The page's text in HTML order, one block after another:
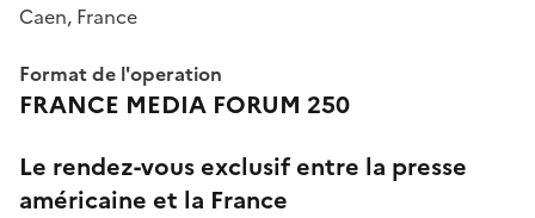
Caen, France
Format de l'operation
FRANCE MEDIA FORUM 250
Le rendez-vous exclusif entre la presse
américaine et la France